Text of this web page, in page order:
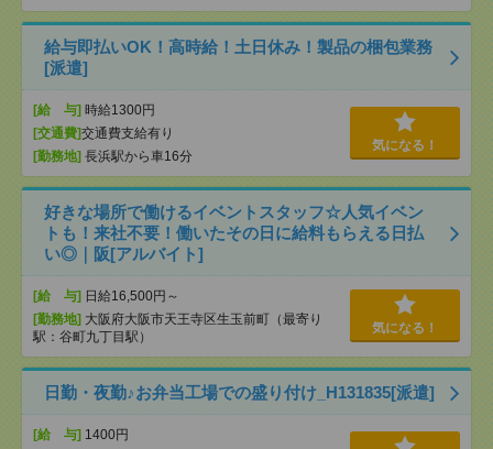
給与即払いOK！高時給！土日休み！製品の梱包業務
[派遣]
[給 与] 時給1300円
[交通費]交通費支給有り
[勤務地] 長浜駅から車16分
気になる！
好きな場所で働けるイベントスタッフ☆人気イベン
トも！来社不要！働いたその日に給料もらえる日払
い◎｜阪[アルバイト]
[給 与] 日給16,500円～
[勤務地] 大阪府大阪市天王寺区生玉前町（最寄り
駅：谷町九丁目駅）
気になる！
日勤・夜勤♪お弁当工場での盛り付け_H131835[派遣]
[給 与] 1400円